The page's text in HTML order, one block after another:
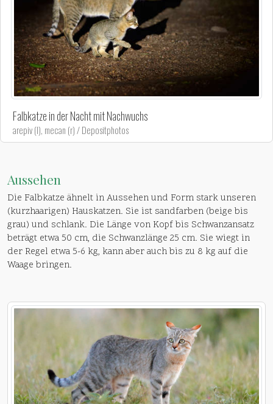
Falbkatze in der Nacht mit Nachwuchs
arepiv (l), mecan (r) / Depositphotos
Aussehen
Die Falbkatze ähnelt in Aussehen und Form stark unseren
(kurzhaarigen) Hauskatzen. Sie ist sandfarben (beige bis
grau) und schlank. Die Länge von Kopf bis Schwanzansatz
beträgt etwa 50 cm, die Schwanzlänge 25 cm. Sie wiegt in
der Regel etwa 5-6 kg, kann aber auch bis zu 8 kg auf die
Waage bringen.